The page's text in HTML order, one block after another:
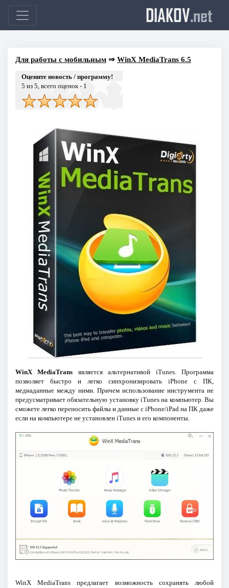
DIAKOV.net
Для работы с мобильным⇒ WinX MediaTrans 6.5
Оцените новость / программу!
5 из 5, всего оценок - 1
WinX MediaTrans является альтернативой iTunes. Программа
позволяет быстро и легко синхронизировать iPhone с ПК,
медиаданные между ними. Причем использование инструмента не
предусматривает обязательную установку iTunes на компьютер. Вы
сможете легко переносить файлы и данные с iPhone/iPad на ПК даже
если на компьютере не установлен iTunes и его компоненты.
WinX MediaTrans предлагает возможность сохранять любой